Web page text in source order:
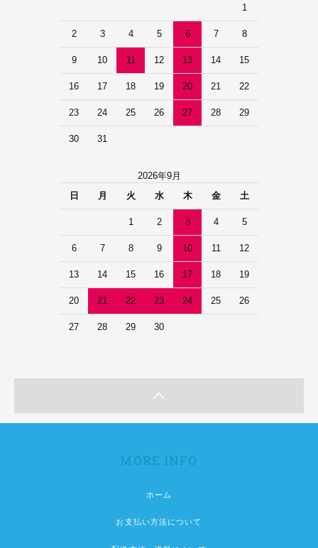
1
2 3 4 5 6 7 8
9 10 11 12 13 14 15
16 17 18 19 20 21 22
23 24 25 26 27 28 29
30 31
2026年9月
日
月 火 水 木 金 土
1 2 3 4 5
6 7 8 9 10 11 12
13 14 15 16 17 18 19
20 21 22 23 24 25 26
27 28 29 30
MORE INFO
ホーム
お支払い方法について